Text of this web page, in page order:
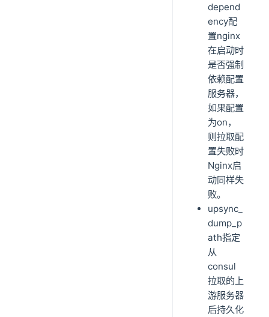
depend
ency配
置nginx
在启动时
是否强制
依赖配置
服务器，
如果配置
为on，
则拉取配
置失败时
Nginx启
动同样失
败。
upsync_
dump_p
ath指定
从
consul
拉取的上
游服务器
后持久化